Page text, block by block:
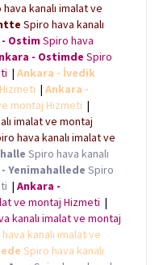
kanalı imalat ve
Spiro hava kanalı
OstimSpiro hava
- Ostimde Spiro
| Ankara - İvedik
| Ankara -
montaj Hizmeti |
imalat ve montaj
hava kanalı imalat ve
Spiro hava kanalı
Yenimahallede Spiro
| Ankara -
ve montaj Hizmeti |
kanalı imalat ve montaj
kanalı imalat ve
Spiro hava kanalı